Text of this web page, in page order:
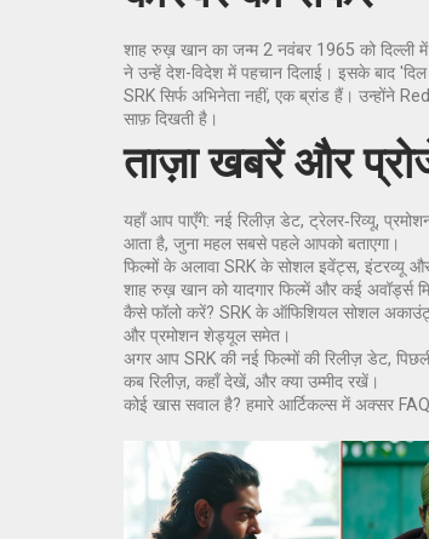
शाह रुख़ खान का जन्म 2 नवंबर 1965 को दिल्ली
ने उन्हें देश-विदेश में पहचान दिलाई। इसके बाद
SRK सिर्फ अभिनेता नहीं, एक ब्रांड हैं। उन्होंने
साफ़ दिखती है।
ताज़ा खबरें और
यहाँ आप पाएँगे: नई रिलीज़ डेट, ट्रेलर‑रिव्यू,
आता है, जुना महल सबसे पहले आपको बताएगा।
फिल्मों के अलावा SRK के सोशल इवेंट्स, इंटरव्यू
शाह रुख़ खान को यादगार फिल्में और कई अवॉर्ड्स
कैसे फॉलो करें? SRK के ऑफिशियल सोशल
और प्रमोशन शेड्यूल समेत।
अगर आप SRK की नई फिल्मों की रिलीज़ डेट,
कब रिलीज़, कहाँ देखें, और क्या उम्मीद रखें।
कोई खास सवाल है? हमारे आर्टिकल्स में अक्सर